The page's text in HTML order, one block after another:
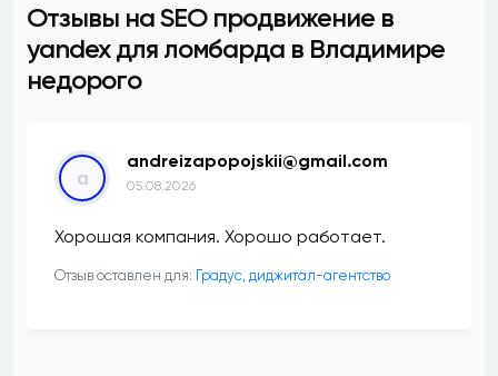
Отзывы на SEO продвижение в
yandex для ломбарда в Владимире
недорого
a
andreizapopojskii@gmail.com
05.08.2026
Хорошая компания. Хорошо работает.
Отзыв оставлен для: ​Градус, диджитал-агентство